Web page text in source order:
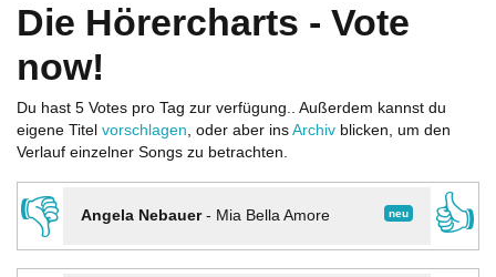
Die Hörercharts - Vote
now!
Du hast 5 Votes pro Tag zur verfügung.. Außerdem kannst du
eigene Titel vorschlagen, oder aber ins Archiv blicken, um den
Verlauf einzelner Songs zu betrachten.
👎 neu
Angela Nebauer- Mia Bella Amore
👍